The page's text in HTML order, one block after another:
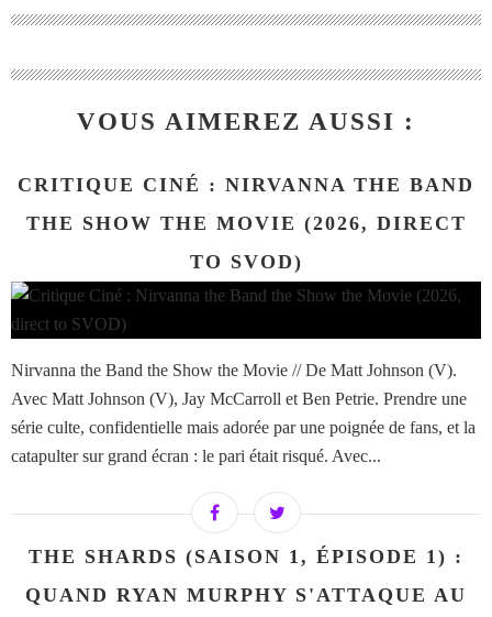
VOUS AIMEREZ AUSSI :
CRITIQUE CINÉ : NIRVANNA THE BAND
THE SHOW THE MOVIE (2026, DIRECT
TO SVOD)
Nirvanna the Band the Show the Movie // De Matt Johnson (V).
Avec Matt Johnson (V), Jay McCarroll et Ben Petrie. Prendre une
série culte, confidentielle mais adorée par une poignée de fans, et la
catapulter sur grand écran : le pari était risqué. Avec...
THE SHARDS (SAISON 1, ÉPISODE 1) :
QUAND RYAN MURPHY S'ATTAQUE AU